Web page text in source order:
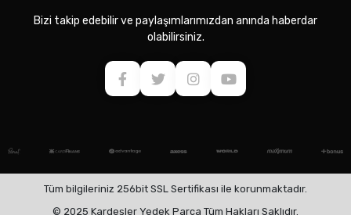
Bizi takip edebilir ve paylaşımlarımızdan anında haberdar
olabilirsiniz.
Tüm bilgileriniz 256bit SSL Sertifikası ile korunmaktadır.
© 2025 Kardeşler Yedek Parça Tüm Hakları Saklıdır.